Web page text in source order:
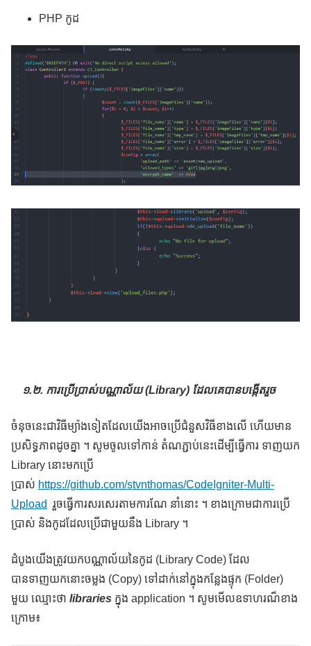
PHP កូដ
១.២. ការប្រើប្រាស់បណ្ណាល័យ (Library) ដែលគេបានបង្កើតរួច
ចំនុចនេះជាវិធីម្យ៉ាងទៀតដែលយើងអាចប្រើជំនួសវិធីខាងលើ ហើយមាន
ប្រសិទ្ធភាពដូចគ្នា ។ សូមចូលទៅកាន់ តំណភ្ជាប់នេះដើម្បីធ្វើការ ទាញយក
Library នោះមកប្រើ
ប្រាស់ https://github.com/stvnthomas/CodeIgniter-Multi-
Upload រួចធ្វើការសរសេរតាមការណែ នាំនោះ ។ ខាងក្រោមជាការប្រើ
ប្រាស់ និងកូដដែលប្រើជាមួយនឹង Library ។
ដំបូងយើងត្រូវយកបណ្ណាល័យនៃកូដ (Library Code) ដែល
បានទាញយកនោះចម្លង (Copy) ទៅដាក់នៅក្នុងកន្លែងផ្ទុក (Folder)
មួយ ឈ្មោះថា libraries ក្នុង application ។ សូមមើលឧទាហរណ៏ខាង
ក្រោម៖